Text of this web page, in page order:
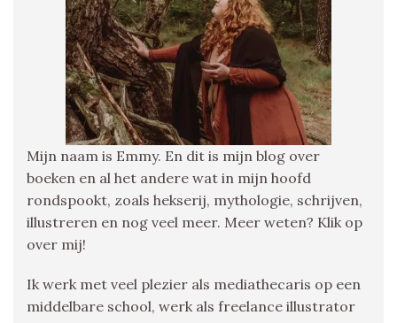
Mijn naam is Emmy. En dit is mijn blog over
boeken en al het andere wat in mijn hoofd
rondspookt, zoals hekserij, mythologie, schrijven,
illustreren en nog veel meer. Meer weten? Klik op
over mij!
Ik werk met veel plezier als mediathecaris op een
middelbare school, werk als freelance illustrator